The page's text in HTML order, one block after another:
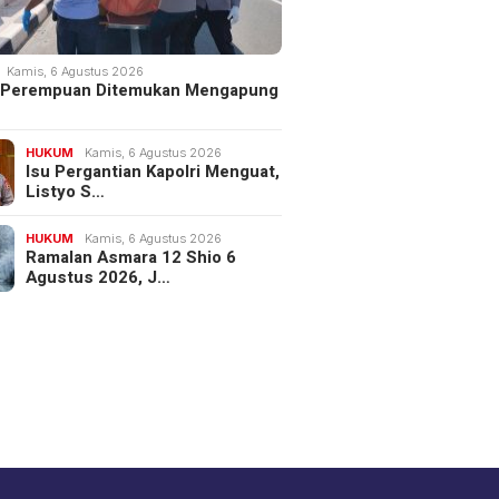
Kamis, 6 Agustus 2026
Ditemukan Mengapung
HUKUM Kamis, 6 Agustus 2026
Isu Pergantian Kapolri Menguat,
Listyo S…
HUKUM Kamis, 6 Agustus 2026
Ramalan Asmara 12 Shio 6
Agustus 2026, J…